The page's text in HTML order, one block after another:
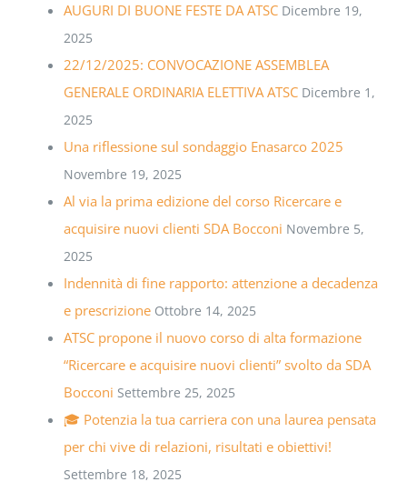
AUGURI DI BUONE FESTE DA ATSC Dicembre 19,
2025
22/12/2025: CONVOCAZIONE ASSEMBLEA
GENERALE ORDINARIA ELETTIVA ATSC Dicembre 1,
2025
Una riflessione sul sondaggio Enasarco 2025
Novembre 19, 2025
Al via la prima edizione del corso Ricercare e
acquisire nuovi clienti SDA Bocconi Novembre 5,
2025
Indennità di fine rapporto: attenzione a decadenza
e prescrizione Ottobre 14, 2025
ATSC propone il nuovo corso di alta formazione
“Ricercare e acquisire nuovi clienti” svolto da SDA
Bocconi Settembre 25, 2025
🎓 Potenzia la tua carriera con una laurea pensata
per chi vive di relazioni, risultati e obiettivi!
Settembre 18, 2025